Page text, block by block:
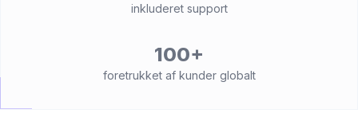
inkluderet support
100+
foretrukket af kunder globalt